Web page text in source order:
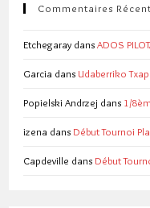
Commentaires
Etchegaray dansADOS
Garcia dans Udaberriko
Popielski Andrzej dans 1/
izena dans Début Tournoi
Capdeville dans Début